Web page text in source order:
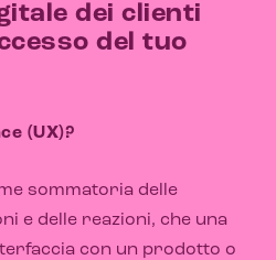
dei clienti
del tuo
(UX)?
sommatoria delle
e delle reazioni, che una
con un prodotto o